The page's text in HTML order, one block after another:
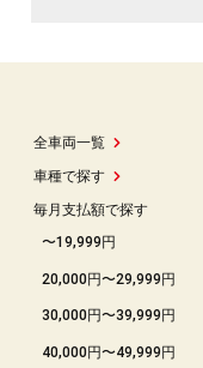
全車両一覧
車種で探す
毎月支払額で探す
〜19,999円
20,000円〜29,999円
30,000円〜39,999円
40,000円〜49,999円